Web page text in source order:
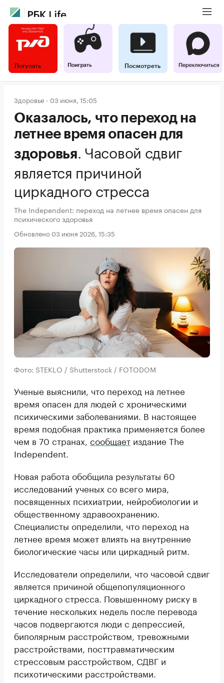
Погулять Посмотреть
Здоровье 03 июня, 15:05
Оказалось, что переход на
летнее время опасен для
здоровья. Часовой сдвиг
является причиной
циркадного стресса
The Independent: переход на летнее время опасен для
психического здоровья
Обновлено 03 июня 2026, 15:35
Фото: STEKLO / Shutterstock / FOTODOM
Ученые выяснили, что переход на летнее
время опасен для людей с хроническими
психическими заболеваниями. В настоящее
время подобная практика применяется более
чем в 70 странах, сообщает издание The
Independent.
Новая работа обобщила результаты 60
исследований ученых со всего мира,
посвященных психиатрии, нейробиологии и
общественному здравоохранению.
Специалисты определили, что переход на
летнее время может влиять на внутренние
биологические часы или циркадный ритм.
Исследователи определили, что часовой сдвиг
является причиной общепопуляционного
циркадного стресса. Повышенному риску в
течение нескольких недель после перевода
часов подвергаются люди с депрессией,
биполярным расстройством, тревожными
расстройствами, посттравматическим
стрессовым расстройством, СДВГ и
психотическими расстройствами.